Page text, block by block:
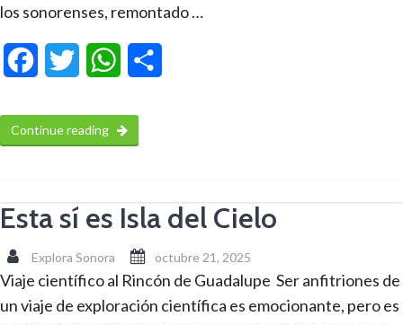
los sonorenses, remontado …
FacebookTwitter WhatsApp
Continue reading
Esta sí es Isla del Cielo
Explora Sonora octubre 21, 2025
Viaje científico al Rincón de Guadalupe Ser anfitriones de
un viaje de exploración científica es emocionante, pero es